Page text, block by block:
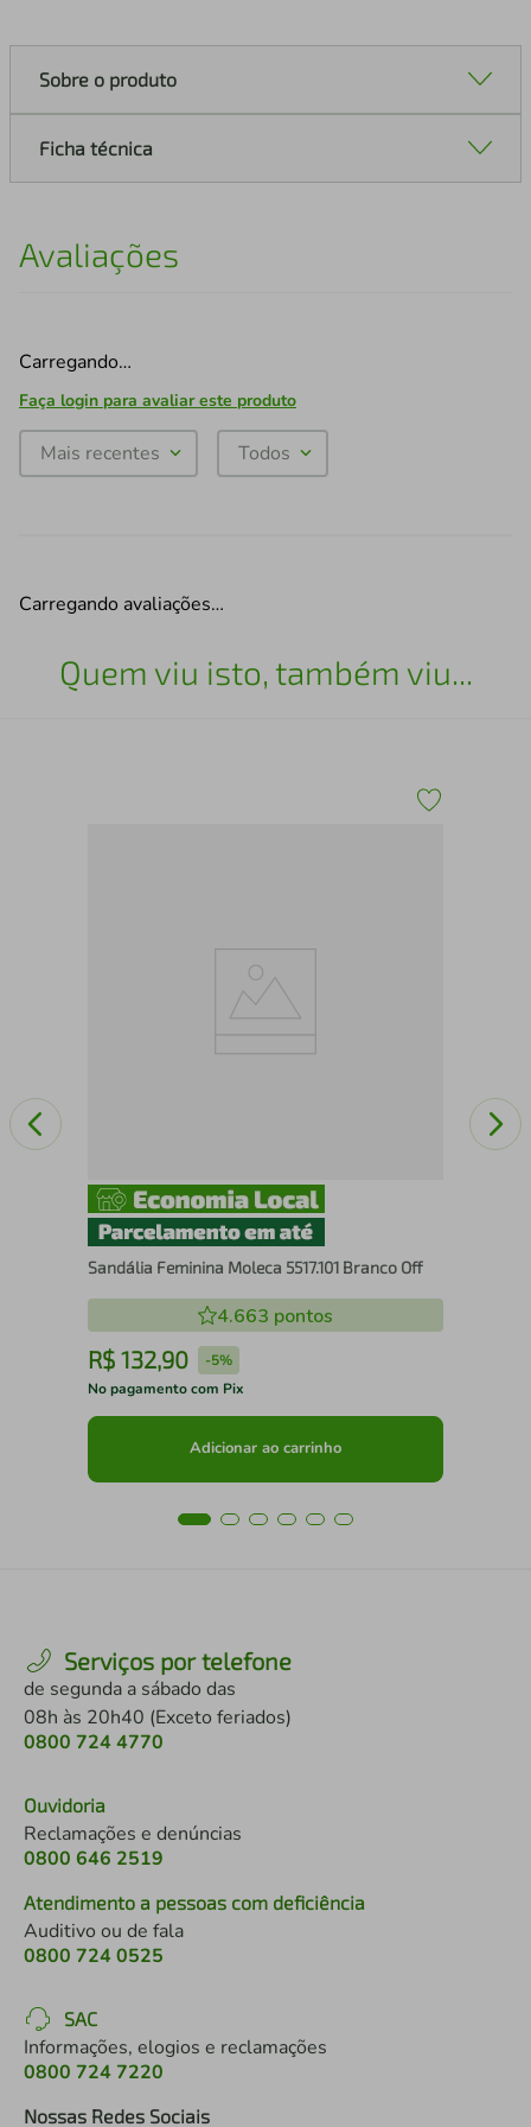
Sobre o produto
Ficha técnica
Avaliações
Carregando…
Faça login para avaliar este produto
Mais recentes Todos
Carregando avaliações…
Quem viu isto, também viu...
Sandália Feminina Moleca 5517.101 Branco Off
4.663 pontos
R$ 132,90 -5%
No pagamento com Pix
Adicionar ao carrinho
Serviços por telefone
de segunda a sábado das
08h às 20h40 (Exceto feriados)
0800 724 4770
Ouvidoria
Reclamações e denúncias
0800 646 2519
Atendimento a pessoas com deficiência
Auditivo ou de fala
0800 724 0525
SAC
Informações, elogios e reclamações
0800 724 7220
Nossas Redes Sociais